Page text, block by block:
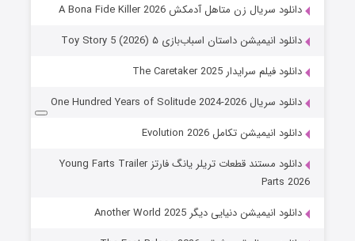
دانلود سریال زن متاهل آدمکش A Bona Fide Killer 2026
دانلود انیمیشن داستان اسباب‌بازی ۵ Toy Story 5 (2026)
دانلود فیلم سرایدار The Caretaker 2025
دانلود سریال One Hundred Years of Solitude 2024-2026
دانلود انیمیشن تکامل Evolution 2026
دانلود مستند قطعات تریلر یانگ فارتز Young Farts Trailer
Parts 2026
دانلود انیمیشن دنیایی دیگر Another World 2025